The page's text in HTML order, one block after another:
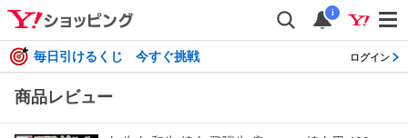
i
毎日引けるくじ 今すぐ挑戦 ログイン
商品レビュー